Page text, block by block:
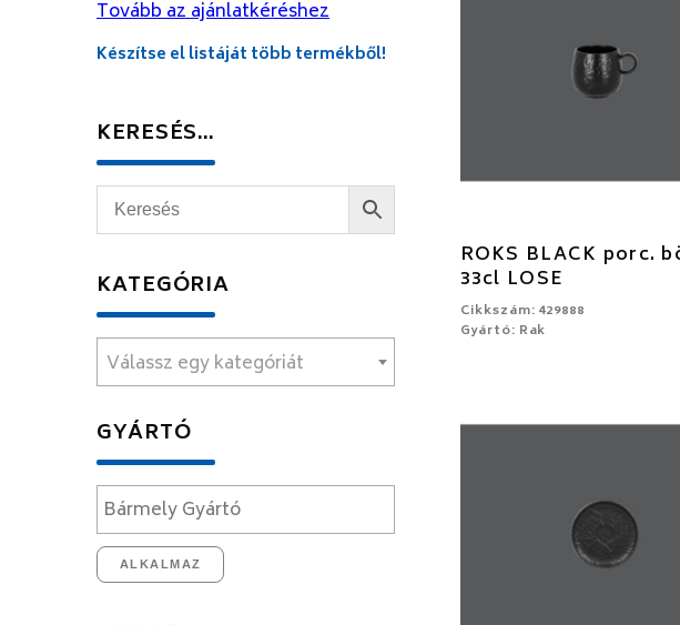
Tovább az ajánlatkéréshez
Készítse el listáját több termékből!
KERESÉS…
KATEGÓRIA
Válassz egy kategóriát
GYÁRTÓ
ALKALMAZ
ROKS BLACK porc.
33cl LOSE
Cikkszám: 429888
Gyártó: Rak